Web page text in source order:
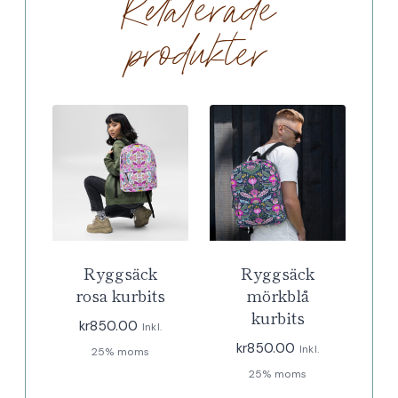
produkter
Ryggsäck
rosa kurbits
kr850.00 Inkl.
25% moms
Ryggsäck
mörkblå
kurbits
kr850.00 Inkl.
25% moms